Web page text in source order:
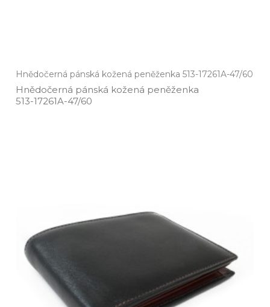
Hnědočerná pánská kožená peněženka 513-17261A-47/60
Hnědočerná pánská kožená peněženka
513­-17261A­-47/60